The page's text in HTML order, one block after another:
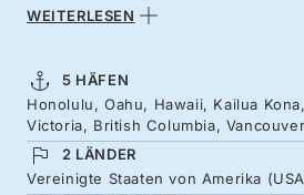
Energie von Hawaii, bevor
Von Oahus Surf-Spots bis hin
Lavafeldern Konas bietet
an Farben und
Insellandschaften. Sie
WEITERLESEN
5 HÄFEN
Honolulu, Oahu, Hawaii, Kailua
Victoria, British Columbia, Vancouver
2 LÄNDER
Vereinigte Staaten von Amerika